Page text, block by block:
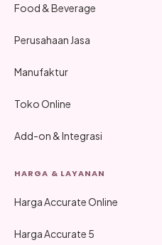
Food & Beverage
Perusahaan Jasa
Manufaktur
Toko Online
Add-on & Integrasi
HARGA & LAYANAN
Harga Accurate Online
Harga Accurate 5